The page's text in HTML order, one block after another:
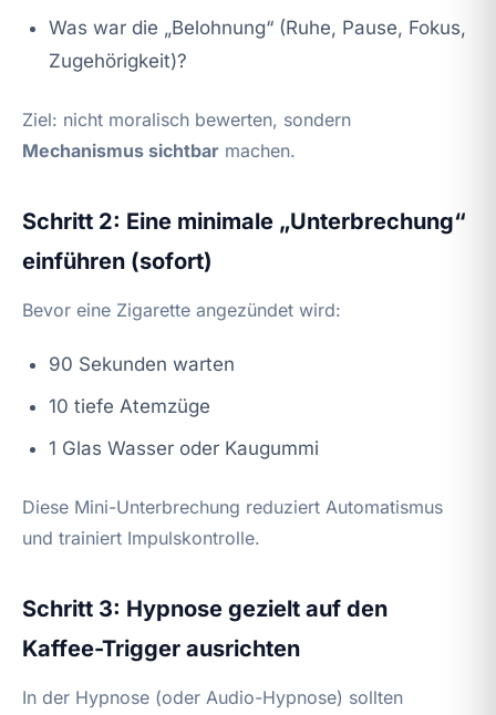
Was war die „Belohnung“ (Ruhe, Pause, Fokus,
Zugehörigkeit)?
Ziel: nicht moralisch bewerten, sondern
Mechanismus sichtbar machen.
Schritt 2: Eine minimale „Unterbrechung“
einführen (sofort)
Bevor eine Zigarette angezündet wird:
90 Sekunden warten
10 tiefe Atemzüge
1 Glas Wasser oder Kaugummi
Diese Mini-Unterbrechung reduziert Automatismus
und trainiert Impulskontrolle.
Schritt 3: Hypnose gezielt auf den
Kaffee-Trigger ausrichten
In der Hypnose (oder Audio-Hypnose) sollten